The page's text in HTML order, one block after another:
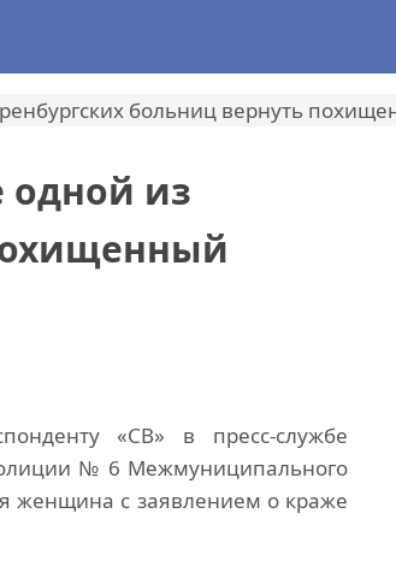
больниц вернуть
одной из
«СВ» в пресс-службе
№ 6 Межмуниципального
женщина с заявлением о краже